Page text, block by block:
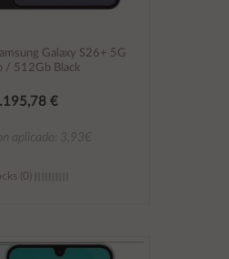
Galaxy S26+ 5G
/ 512Gb Black
€
aplicado: 3,93€
(0)